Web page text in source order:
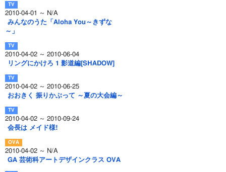
2010-04-01 ～ N/A
みんなのうた「Aloha You～きずな
～」
2010-04-02 ～ 2010-06-04
リングにかけろ 1 影道編[SHADOW]
2010-04-02 ～ 2010-06-25
おおきく 振りかぶって ～夏の大会編～
2010-04-02 ～ 2010-09-24
会長は メイド様!
2010-04-02 ～ N/A
GA 芸術科アートデザインクラス OVA